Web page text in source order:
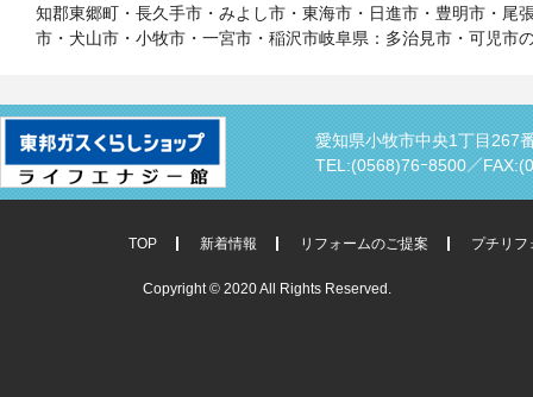
知郡東郷町・長久手市・みよし市・東海市・日進市・豊明市・
市・犬山市・小牧市・一宮市・稲沢市岐阜県：多治見市・可児市
愛知県小牧市中央1丁目267
TEL:(0568)76ｰ8500／
TOP 新着情報 リフォームのご提案 プチリフ
Copyright © 2020 All Rights Reserved.